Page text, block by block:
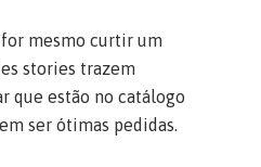
mesmo curtir um
stories trazem
que estão no catálogo
ser ótimas pedidas.